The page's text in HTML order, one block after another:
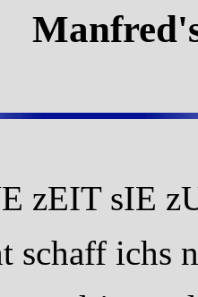
zEIT sIE
schaff ichs